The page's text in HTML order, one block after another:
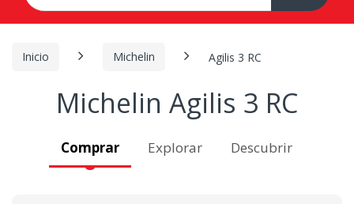
Inicio Michelin Agilis 3 RC
Michelin Agilis 3 RC
Comprar Explorar Descubrir